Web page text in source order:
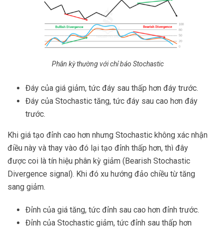
Phân kỳ thường với chỉ báo Stochastic
Đáy của giá giảm, tức đáy sau thấp hơn đáy trước.
Đáy của Stochastic tăng, tức đáy sau cao hơn đáy
trước.
Khi giá tạo đỉnh cao hơn nhưng Stochastic không xác nhận
điều này và thay vào đó lại tạo đỉnh thấp hơn, thì đây
được coi là tín hiệu phân kỳ giảm (Bearish Stochastic
Divergence signal). Khi đó xu hướng đảo chiều từ tăng
sang giảm.
Đỉnh của giá tăng, tức đỉnh sau cao hơn đỉnh trước.
Đỉnh của Stochastic giảm, tức đỉnh sau thấp hơn